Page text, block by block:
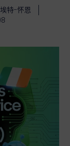
特-怀恩